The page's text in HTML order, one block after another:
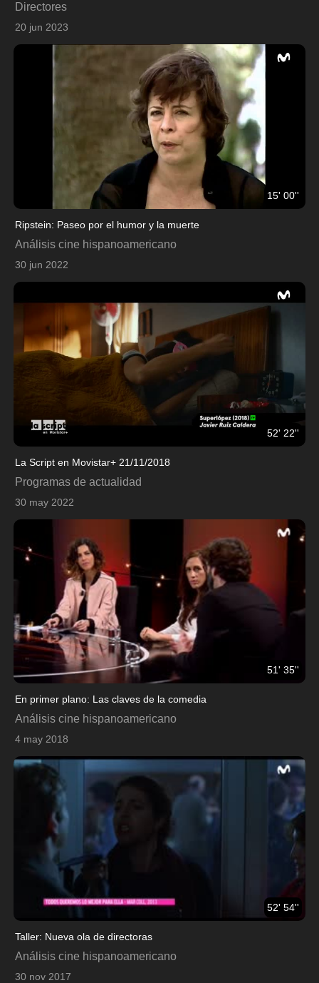
Directores
20 jun 2023
15' 00''
Ripstein: Paseo por el humor y la muerte
Análisis cine hispanoamericano
30 jun 2022
52' 22''
La Script en Movistar+ 21/11/2018
Programas de actualidad
30 may 2022
51' 35''
En primer plano: Las claves de la comedia
Análisis cine hispanoamericano
4 may 2018
52' 54''
Taller: Nueva ola de directoras
Análisis cine hispanoamericano
30 nov 2017